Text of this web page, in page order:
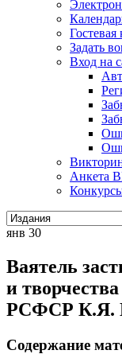
Гостевая
Задать
Вход на
Анкета
янв 30
Ваятель
и
РСФСР К.Я.
Содержание